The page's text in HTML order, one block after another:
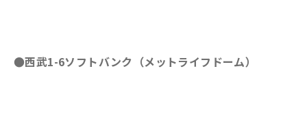
●西武1-6ソフトバンク（メットライフドーム）